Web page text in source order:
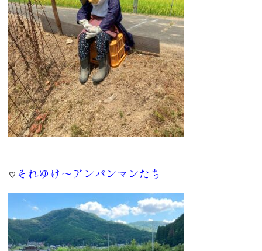
♡ それゆけ～アンパンマンたち